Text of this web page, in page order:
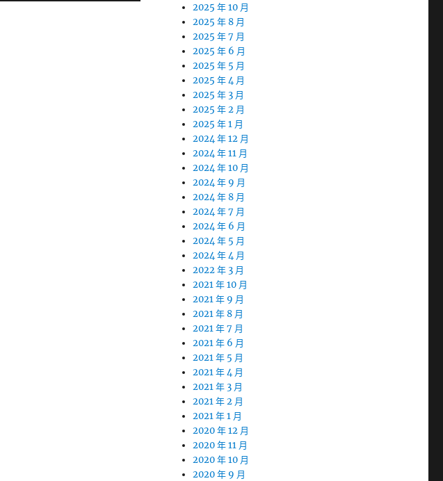
2025 年 10 月
2025 年 8 月
2025 年 7 月
2025 年 6 月
2025 年 5 月
2025 年 4 月
2025 年 3 月
2025 年 2 月
2025 年 1 月
2024 年 12 月
2024 年 11 月
2024 年 10 月
2024 年 9 月
2024 年 8 月
2024 年 7 月
2024 年 6 月
2024 年 5 月
2024 年 4 月
2022 年 3 月
2021 年 10 月
2021 年 9 月
2021 年 8 月
2021 年 7 月
2021 年 6 月
2021 年 5 月
2021 年 4 月
2021 年 3 月
2021 年 2 月
2021 年 1 月
2020 年 12 月
2020 年 11 月
2020 年 10 月
2020 年 9 月